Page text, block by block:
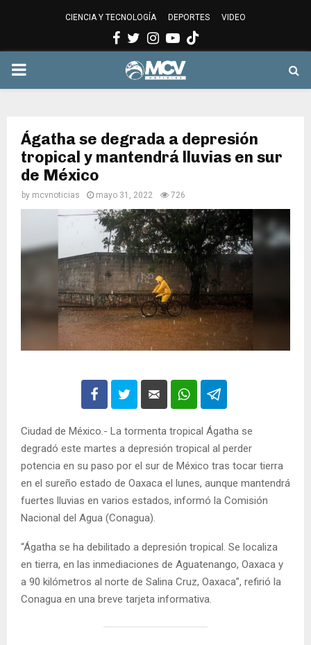
CIENCIA Y TECNOLOGÍA DEPORTES VIDEO
Facebook
Twitter
Instagram
Youtube
PRIMARY
Ágatha se degrada a depresión
tropical y mantendrá lluvias en sur
de México
by mcvnoticias mayo 31, 2022 726
Ciudad de México.- La tormenta tropical Ágatha se
degradó este martes a depresión tropical al perder
potencia en su paso por el sur de México tras tocar tierra
en el sureño estado de Oaxaca el lunes, aunque mantendrá
fuertes lluvias en varios estados, informó la Comisión
Nacional del Agua (Conagua).
“Ágatha se ha debilitado a depresión tropical. Se localiza
en tierra, en las inmediaciones de Aguatenango, Oaxaca y
a 90 kilómetros al norte de Salina Cruz, Oaxaca”, refirió la
Conagua en una breve tarjeta informativa.